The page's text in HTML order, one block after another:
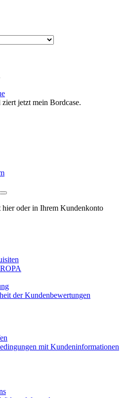
jetzt mein Bordcase.
oder in Ihrem Kundenkonto
der Kundenbewertungen
mit Kundeninformationen